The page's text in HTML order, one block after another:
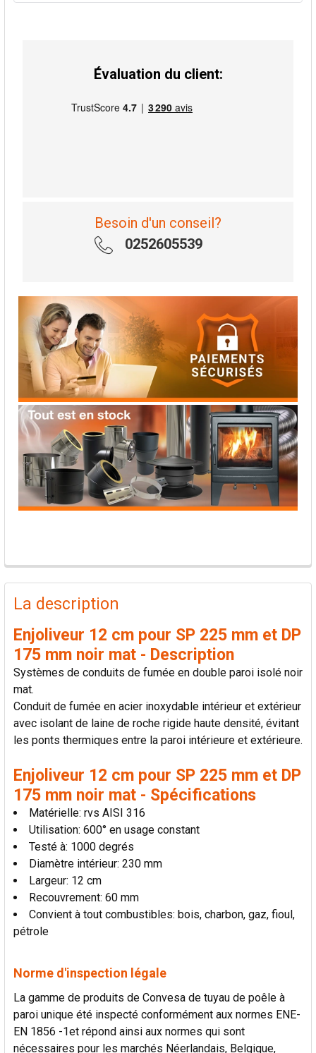
Évaluation du client:
Besoin d'un conseil?
0252605539
PRODUITS
FRÉQUEMMENT
ACHETÉS
SÉLECTIONNER
AJOUTER
LA
SÉLECTION
AU PANIER
La description
Enjoliveur 12 cm pour SP 225 mm et DP
175 mm noir mat - Description
Systèmes de conduits de fumée en double paroi isolé noir
mat.
Conduit de fumée en acier inoxydable intérieur et extérieur
avec isolant de laine de roche rigide haute densité, évitant
les ponts thermiques entre la paroi intérieure et extérieure.
Enjoliveur 12 cm pour SP 225 mm et DP
175 mm noir mat - Spécifications
Matérielle: rvs AISI 316
Utilisation: 600° en usage constant
Testé à: 1000 degrés
Diamètre intérieur: 230 mm
Largeur: 12 cm
Recouvrement: 60 mm
Convient à tout combustibles: bois, charbon, gaz, fioul,
pétrole
Norme d'inspection légale
La gamme de produits de Convesa de tuyau de poêle à
paroi unique été inspecté conformément aux normes ENE-
EN 1856 -1et répond ainsi aux normes qui sont
nécessaires pour les marchés Néerlandais, Belgique,